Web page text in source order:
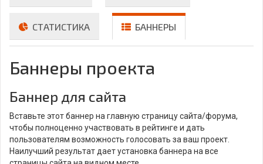
СТАТИСТИКА БАННЕРЫ
Баннеры проекта
Баннер для сайта
Вставьте этот баннер на главную страницу сайта/форума,
чтобы полноценно участвовать в рейтинге и дать
пользователям возможность голосовать за ваш проект.
Наилучший результат дает установка баннера на все